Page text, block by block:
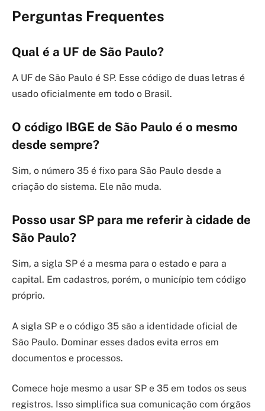
Perguntas Frequentes
Qual é a UF de São Paulo?
A UF de São Paulo é SP. Esse código de duas letras é
usado oficialmente em todo o Brasil.
O código IBGE de São Paulo é o mesmo
desde sempre?
Sim, o número 35 é fixo para São Paulo desde a
criação do sistema. Ele não muda.
Posso usar SP para me referir à cidade de
São Paulo?
Sim, a sigla SP é a mesma para o estado e para a
capital. Em cadastros, porém, o município tem código
próprio.
A sigla SP e o código 35 são a identidade oficial de
São Paulo. Dominar esses dados evita erros em
documentos e processos.
Comece hoje mesmo a usar SP e 35 em todos os seus
registros. Isso simplifica sua comunicação com órgãos